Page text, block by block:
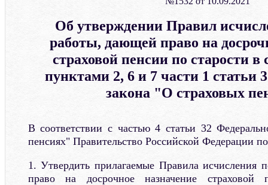
Об утверждении Правил
работы, дающей право на
страховой пенсии по старости в
пунктами 2, 6 и 7 части 1 статьи
закона "О страховых
В соответствии с частью 4 статьи 32
пенсиях" Правительство Российской Федерации
1. Утвердить прилагаемые Правила исчисления
право на досрочное назначение